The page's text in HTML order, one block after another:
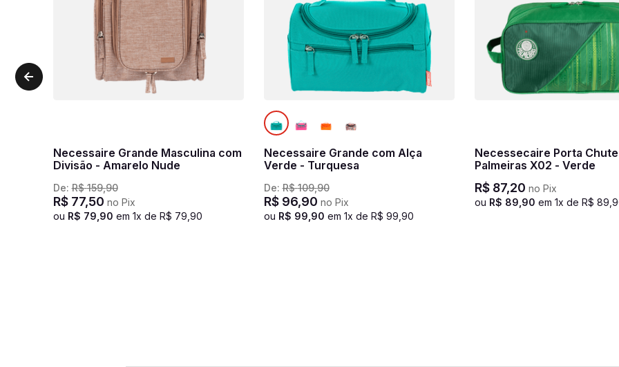
Necessaire Grande Masculina com
Divisão - Amarelo Nude
De:R$ 159,90
R$ 77,50 no Pix
ou R$ 79,90 em 1x de R$ 79,90
Necessaire Grande com Alça
Verde - Turquesa
De:R$ 109,90
R$ 96,90 no Pix
ou R$ 99,90 em 1x de R$ 99,90
Necessecaire Porta
Palmeiras X02 - Verde
R$ 87,20 no Pix
ou R$ 89,90 em 1x de R$ 89,